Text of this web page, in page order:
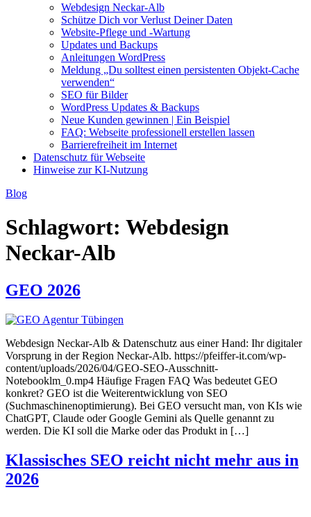
Webdesign Neckar-Alb
Schütze Dich vor Verlust Deiner Daten
Website-Pflege und -Wartung
Updates und Backups
Anleitungen WordPress
Meldung „Du solltest einen persistenten Objekt-Cache
verwenden“
SEO für Bilder
WordPress Updates & Backups
Neue Kunden gewinnen | Ein Beispiel
FAQ: Webseite professionell erstellen lassen
Barrierefreiheit im Internet
Datenschutz für Webseite
Hinweise zur KI-Nutzung
Blog
Schlagwort: Webdesign
Neckar-Alb
GEO 2026
Webdesign Neckar-Alb & Datenschutz aus einer Hand: Ihr digitaler
Vorsprung in der Region Neckar-Alb. https://pfeiffer-it.com/wp-
content/uploads/2026/04/GEO-SEO-Ausschnitt-
Notebooklm_0.mp4 Häufige Fragen FAQ Was bedeutet GEO
konkret? GEO ist die Weiterentwicklung von SEO
(Suchmaschinenoptimierung). Bei GEO versucht man, von KIs wie
ChatGPT, Claude oder Google Gemini als Quelle genannt zu
werden. Die KI soll die Marke oder das Produkt in […]
Klassisches SEO reicht nicht mehr aus in
2026